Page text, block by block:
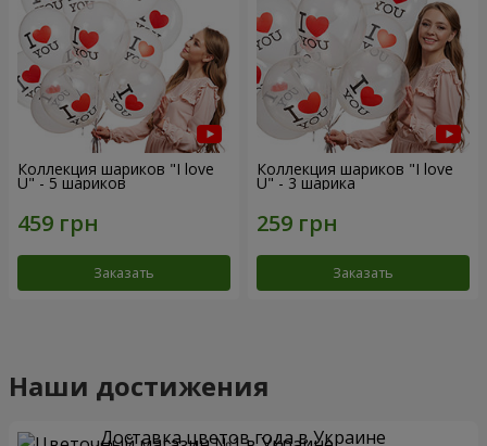
Коллекция шариков "I love
U" - 5 шариков
Заказать
Коллекция шариков "I love
U" - 3 шарика
Заказать
Наши достижения
Доставка цветов года в Украине